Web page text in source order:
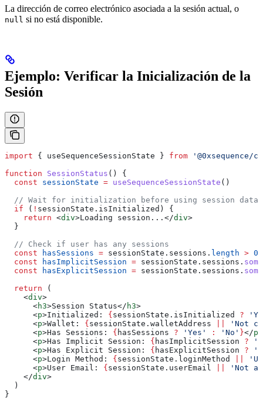
La dirección de correo electrónico asociada a la sesión actual, o
null si no está disponible.
Ejemplo: Verificar la Inicialización de la
Sesión
import { useSequenceSessionState } from '@0xsequence/
function SessionStatus () {
  const
sessionState = useSequenceSessionState ()
  // Wait for initialization before using session data
  if
( ! sessionState . isInitialized ) {
    return
<div>Loading session... </div>
  }
  // Check if user has any sessions
  const
hasSessions = sessionState . sessions . length > 0
  const
hasImplicitSession = sessionState . sessions . some
  const
hasExplicitSession = sessionState . sessions . some
  return
(
    <
div>
      <
h3>Session Status</ h3>
      <
p>Initialized: { sessionState . isInitialized ?
      <
p>Wallet: { sessionState . walletAddress
'Not
      <
p>Has Sessions: { hasSessions ? 'Yes' : 'No' }</p
      <
p>Has Implicit Session: { hasImplicitSession ?
      <
p>Has Explicit Session: { hasExplicitSession ?
      <
p>Login Method: { sessionState . loginMethod
      <
p>User Email: { sessionState . userEmail
'Not
    </
div>
  )
}